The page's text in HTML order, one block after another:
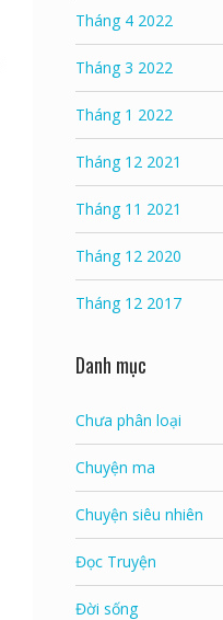
Tháng 4 2022
Tháng 3 2022
Tháng 1 2022
Tháng 12 2021
Tháng 11 2021
Tháng 12 2020
Tháng 12 2017
Danh mục
Chưa phân loại
Chuyện ma
Chuyện siêu nhiên
Đọc Truyện
Đời sống